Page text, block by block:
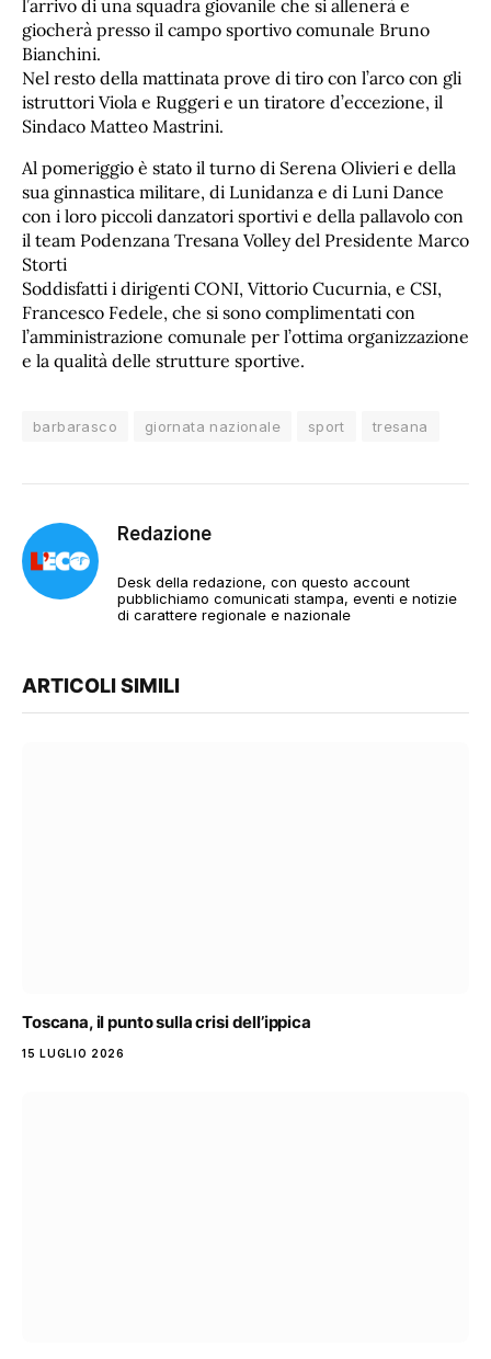
l’arrivo di una squadra giovanile che si allenerà e
giocherà presso il campo sportivo comunale Bruno
Bianchini.
Nel resto della mattinata prove di tiro con l’arco con gli
istruttori Viola e Ruggeri e un tiratore d’eccezione, il
Sindaco Matteo Mastrini.
Al pomeriggio è stato il turno di Serena Olivieri e della
sua ginnastica militare, di Lunidanza e di Luni Dance
con i loro piccoli danzatori sportivi e della pallavolo con
il team Podenzana Tresana Volley del Presidente Marco
Storti
Soddisfatti i dirigenti CONI, Vittorio Cucurnia, e CSI,
Francesco Fedele, che si sono complimentati con
l’amministrazione comunale per l’ottima organizzazione
e la qualità delle strutture sportive.
barbarasco giornata nazionale sport tresana
Redazione
Desk della redazione, con questo account
pubblichiamo comunicati stampa, eventi e notizie
di carattere regionale e nazionale
ARTICOLI SIMILI
Toscana, il punto sulla crisi dell’ippica
15 LUGLIO 2026